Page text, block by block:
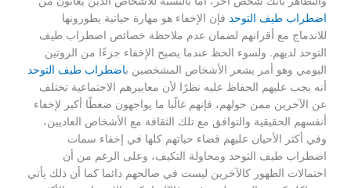
اضطراب طيف التوحد فإن الإخفاء هو مهارة حياتية يطورونها
للاندماج مع أقرانهم لضمان عدم ملاحظة خصائص اضطراب طيف
التوحد لديهم. ولسوء الحظ عندما يصبح الإخفاء جزءًا من الروتين
اليومي وهو أمر يشعر الأشخاص المشخصين باضطراب طيف التوحد
أنه يجب عليهم الحفاظ عليه نظرًا لأن معاييرهم الاجتماعية تختلف
عن الآخرين ممن حولهم، فإنهم غالًبا ما يواجهون ضغطًا أكبر لإخفاء
أنفسهم الحقيقية والتوافق مع تلك الثقافة مع الأشخاص العاديين،
وفي أكثر الأحيان عليهم قضاء حياتهم كلها في إخفاء سمات
اضطراب طيف التوحد ومحاولة التكيف، وعلى الرغم من أن
احتمالات الظهور كالآخرين ليست في صالحهم دائما كما أن ذلك يأتي